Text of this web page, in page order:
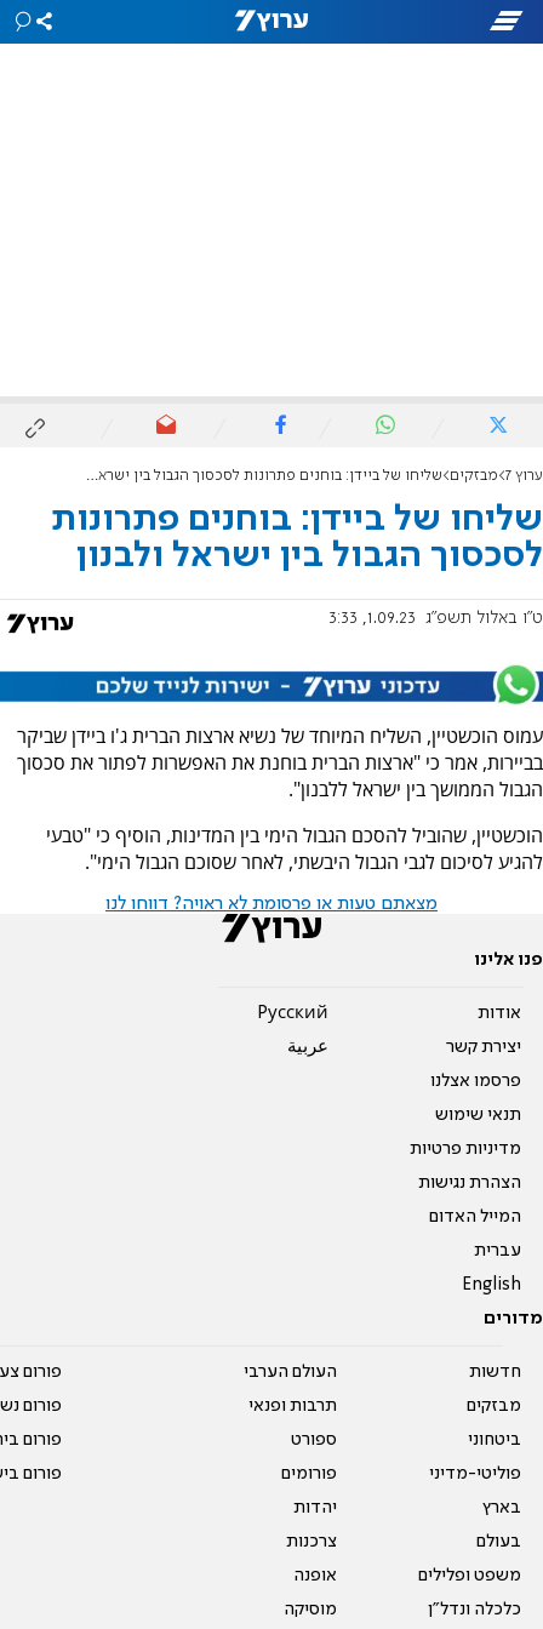
ערוץ 7 מבזקים שליחו של ביידן: בוחנים פתרונות לסכסוך הגבול בין ישראל ולבנון
שליחו של ביידן: בוחנים פתרונות
לסכסוך הגבול בין ישראל ולבנון
ט"ו באלול תשפ"ג 1.09.23, 3:33
עמוס הוכשטיין, השליח המיוחד של נשיא ארצות הברית ג'ו ביידן שביקר
בביירות, אמר כי "ארצות הברית בוחנת את האפשרות לפתור את סכסוך
הגבול הממושך בין ישראל ללבנון".
הוכשטיין, שהוביל להסכם הגבול הימי בין המדינות, הוסיף כי "טבעי
להגיע לסיכום לגבי הגבול היבשתי, לאחר שסוכם הגבול הימי".
מצאתם טעות או פרסומת לא ראויה? דווחו לנו
פנו אלינו
אודות
יצירת קשר
פרסמו אצלנו
תנאי שימוש
מדיניות פרטיות
הצהרת נגישות
המייל האדום
עברית
English
Pусский
عربية
מדורים
חדשות
מבזקים
ביטחוני
פוליטי-מדיני
בארץ
בעולם
משפט ופלילים
כלכלה ונדל"ן
העולם הערבי
תרבות ופנאי
ספורט
פורומים
יהדות
צרכנות
אופנה
מוסיקה
פורום
פורום
פורום
פורום